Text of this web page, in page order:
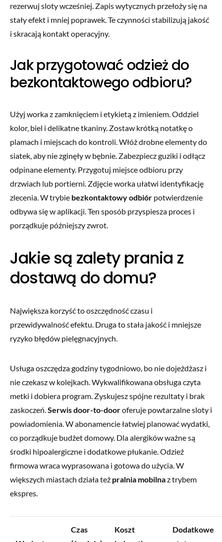
rezerwuj sloty wcześniej. Zapis wytycznych przełoży się na
stały efekt i mniej poprawek. Te czynności stabilizują jakość
i skracają kontakt operacyjny.
Jak przygotować odzież do
bezkontaktowego odbioru?
Użyj worka z zamknięciem i etykietą z imieniem. Oddziel
kolor, biel i delikatne tkaniny. Zostaw krótką notatkę o
plamach i miejscach do kontroli. Włóż drobne elementy do
siatek, aby nie zginęły w bębnie. Zabezpiecz guziki i odłącz
odpinane elementy. Przygotuj miejsce odbioru przy
drzwiach lub portierni. Zdjęcie worka ułatwi identyfikację
zlecenia. W trybie bezkontaktowy odbiór potwierdzenie
odbywa się w aplikacji. Ten sposób przyspiesza proces i
porządkuje późniejszy zwrot.
Jakie są zalety prania z
dostawą do domu?
Największa korzyść to oszczędność czasu i
przewidywalność efektu. Druga to stała jakość i mniejsze
ryzyko błędów pielęgnacyjnych.
Usługa oszczędza godziny tygodniowo, bo nie dojeżdżasz i
nie czekasz w kolejkach. Wykwalifikowana obsługa czyta
metki i dobiera program. Zyskujesz spójne rezultaty i brak
zaskoczeń.Serwis door-to-dooroferuje powtarzalne sloty i
powiadomienia. W abonamencie łatwiej planować wydatki,
co porządkuje budżet domowy. Dla alergików ważne są
środki hipoalergiczne i dodatkowe płukanie. Odzież
firmowa wraca wyprasowana i gotowa do użycia. W
większych miastach działa też pralnia mobilnaz trybem
ekspres.
Czas
Koszt
Dodatkowe